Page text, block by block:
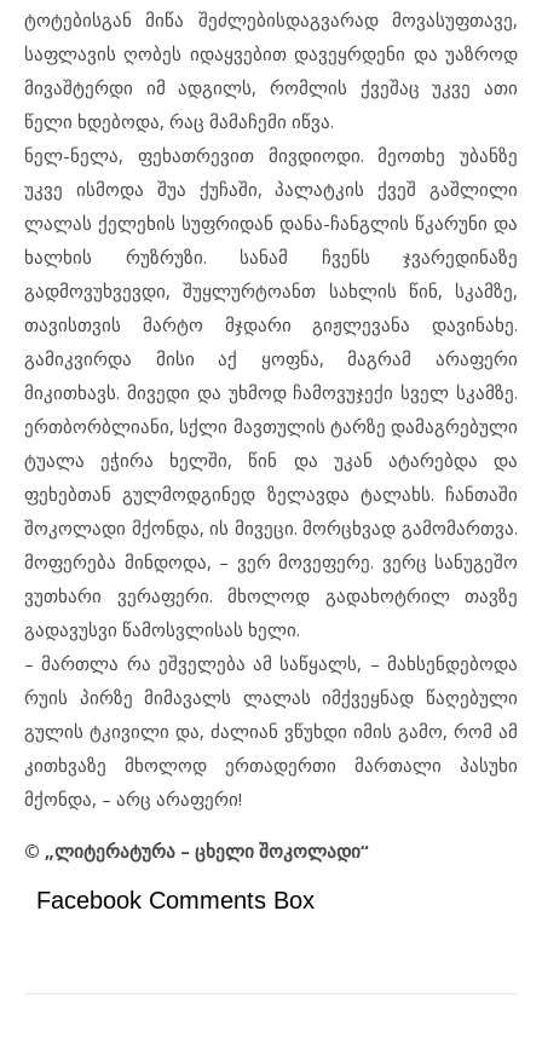
ტოტებისგან მიწა შეძლებისდაგვარად მოვასუფთავე,
საფლავის ღობეს იდაყვებით დავეყრდენი და უაზროდ
მივაშტერდი იმ ადგილს, რომლის ქვეშაც უკვე ათი
წელი ხდებოდა, რაც მამაჩემი იწვა.
ნელ-ნელა, ფეხათრევით მივდიოდი. მეოთხე უბანზე
უკვე ისმოდა შუა ქუჩაში, პალატკის ქვეშ გაშლილი
ლალას ქელეხის სუფრიდან დანა-ჩანგლის წკარუნი და
ხალხის რუზრუზი. სანამ ჩვენს ჯვარედინაზე
გადმოვუხვევდი, შუყლურტოანთ სახლის წინ, სკამზე,
თავისთვის მარტო მჯდარი გიჟლევანა დავინახე.
გამიკვირდა მისი აქ ყოფნა, მაგრამ არაფერი
მიკითხავს. მივედი და უხმოდ ჩამოვუჯექი სველ სკამზე.
ერთბორბლიანი, სქლი მავთულის ტარზე დამაგრებული
ტუალა ეჭირა ხელში, წინ და უკან ატარებდა და
ფეხებთან გულმოდგინედ ზელავდა ტალახს. ჩანთაში
შოკოლადი მქონდა, ის მივეცი. მორცხვად გამომართვა.
მოფერება მინდოდა, – ვერ მოვეფერე. ვერც სანუგეშო
ვუთხარი ვერაფერი. მხოლოდ გადახოტრილ თავზე
გადავუსვი წამოსვლისას ხელი.
– მართლა რა ეშველება ამ საწყალს, – მახსენდებოდა
რუის პირზე მიმავალს ლალას იმქვეყნად წაღებული
გულის ტკივილი და, ძალიან ვწუხდი იმის გამო, რომ ამ
კითხვაზე მხოლოდ ერთადერთი მართალი პასუხი
მქონდა, – არც არაფერი!
© „ლიტერატურა – ცხელი შოკოლადი“
Facebook Comments Box